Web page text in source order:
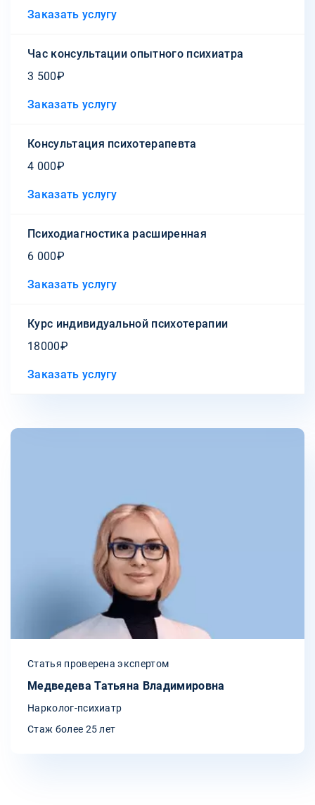
Заказать услугу
Час консультации опытного психиатра
3 500₽
Заказать услугу
Консультация психотерапевта
4 000₽
Заказать услугу
Психодиагностика расширенная
6 000₽
Заказать услугу
Курс индивидуальной психотерапии
18000₽
Заказать услугу
Статья проверена экспертом
Медведева Татьяна Владимировна
Нарколог-психиатр
Стаж более 25 лет